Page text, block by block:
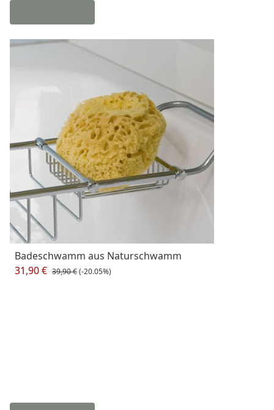
Badeschwamm aus Naturschwamm
31,90 € 39,90 €(-20.05%)